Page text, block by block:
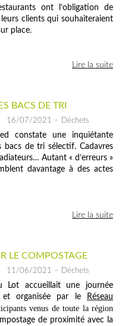
ont l’obligation de
clients qui souhaiteraient
place.
Lire la suite
BACS DE TRI
16/07/2021 – Déchets
constate une inquiétante
bacs de tri sélectif. Cadavres
Autant « d’erreurs »
davantage à des actes
Lire la suite
LE COMPOSTAGE
11/06/2021 – Déchets
Lot accueillait une journée
et organisée par le
Réseau
venus de toute la région
de proximité avec la